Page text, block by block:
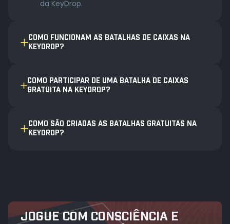
da KeyDrop.
COMO FUNCIONAM AS BATALHAS DE CAIXAS NA
KEYDROP?
COMO PARTICIPAR DE UMA BATALHA DE CAIXAS
GRATUITA NA KEYDROP?
COMO SÃO CRIADAS AS BATALHAS GRATUITAS NA
KEYDROP?
JOGUE COM CONSCIÊNCIA E